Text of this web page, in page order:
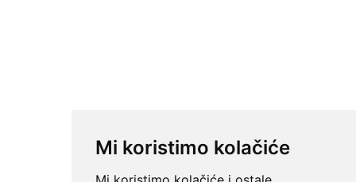
Mi koristimo kolačiće